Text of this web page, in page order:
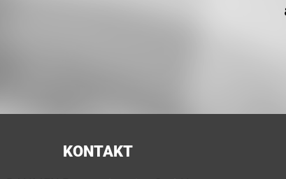
KONTAKT